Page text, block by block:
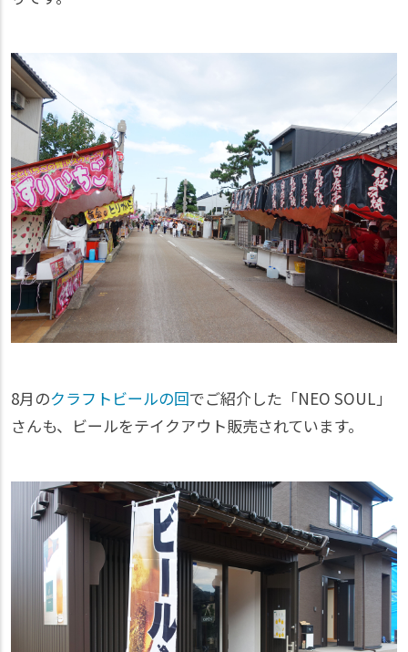
8月のクラフトビールの回でご紹介した「NEO SOUL」
さんも、ビールをテイクアウト販売されています。